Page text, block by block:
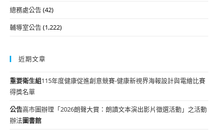
總務處公告(42)
輔導室公告(1,222)
近期文章
重要衛生組115年度健康促進創意競賽-健康新視界海報設計與電繪比賽
得獎名單
公告高市圖辦理「2026朗聲大賞：朗讀文本演出影片徵選活動」之活動
辦法圖書館